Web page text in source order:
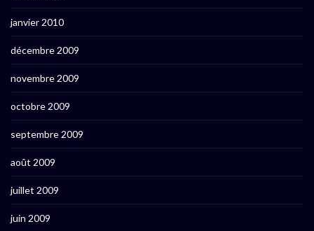
janvier 2010
décembre 2009
novembre 2009
octobre 2009
septembre 2009
août 2009
juillet 2009
juin 2009